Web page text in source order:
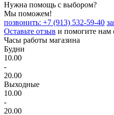
Нужна помощь с выбором?
Мы поможем!
позвонить: +7 (913) 532-59-40
Оставьте отзыв и помогите нам
Часы работы магазина
Будни
10.00
-
20.00
Выходные
10.00
-
20.00